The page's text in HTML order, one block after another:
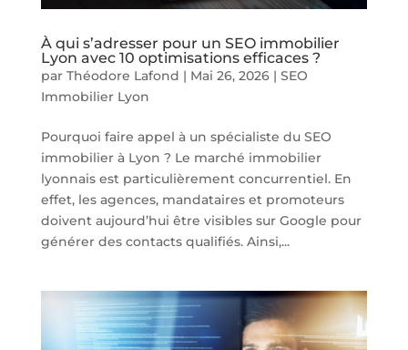
À qui s’adresser pour un SEO immobilier
Lyon avec 10 optimisations efficaces ?
par Théodore Lafond | Mai 26, 2026| SEO
Immobilier Lyon
Pourquoi faire appel à un spécialiste du SEO
immobilier à Lyon ? Le marché immobilier
lyonnais est particulièrement concurrentiel. En
effet, les agences, mandataires et promoteurs
doivent aujourd’hui être visibles sur Google pour
générer des contacts qualifiés. Ainsi,...